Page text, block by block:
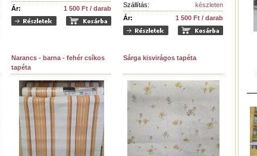
Ár:
1 500 Ft / darab
Szállítás:
készleten
Ár:
1 500 Ft / darab
Narancs - barna - fehér csíkos
tapéta
Sárga kisvirágos tapéta